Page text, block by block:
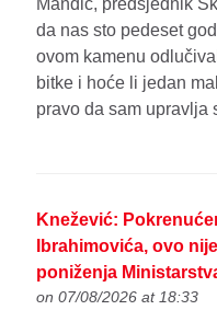
da nas sto pedeset
ovom kamenu
bitke i hoće li jedan
pravo da sam upravlja
Knežević:
Ibrahimovića, ovo
poniženja
on 07/08/2026 at 18:33